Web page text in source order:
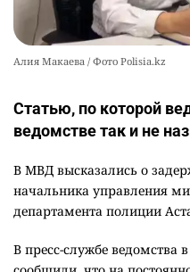
Алия Макаева / Фото Polisia.kz
Статью, по которой
ведомстве так и не
В МВД высказались о
начальника управления
департамента полиции
В пресс-службе ведомства